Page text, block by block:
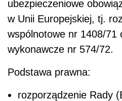
ubezpieczeniowe
w Unii Europejskiej, tj.
wspólnotowe nr 1408/71
wykonawcze nr 574/72.
Podstawa prawna:
rozporządzenie Rady